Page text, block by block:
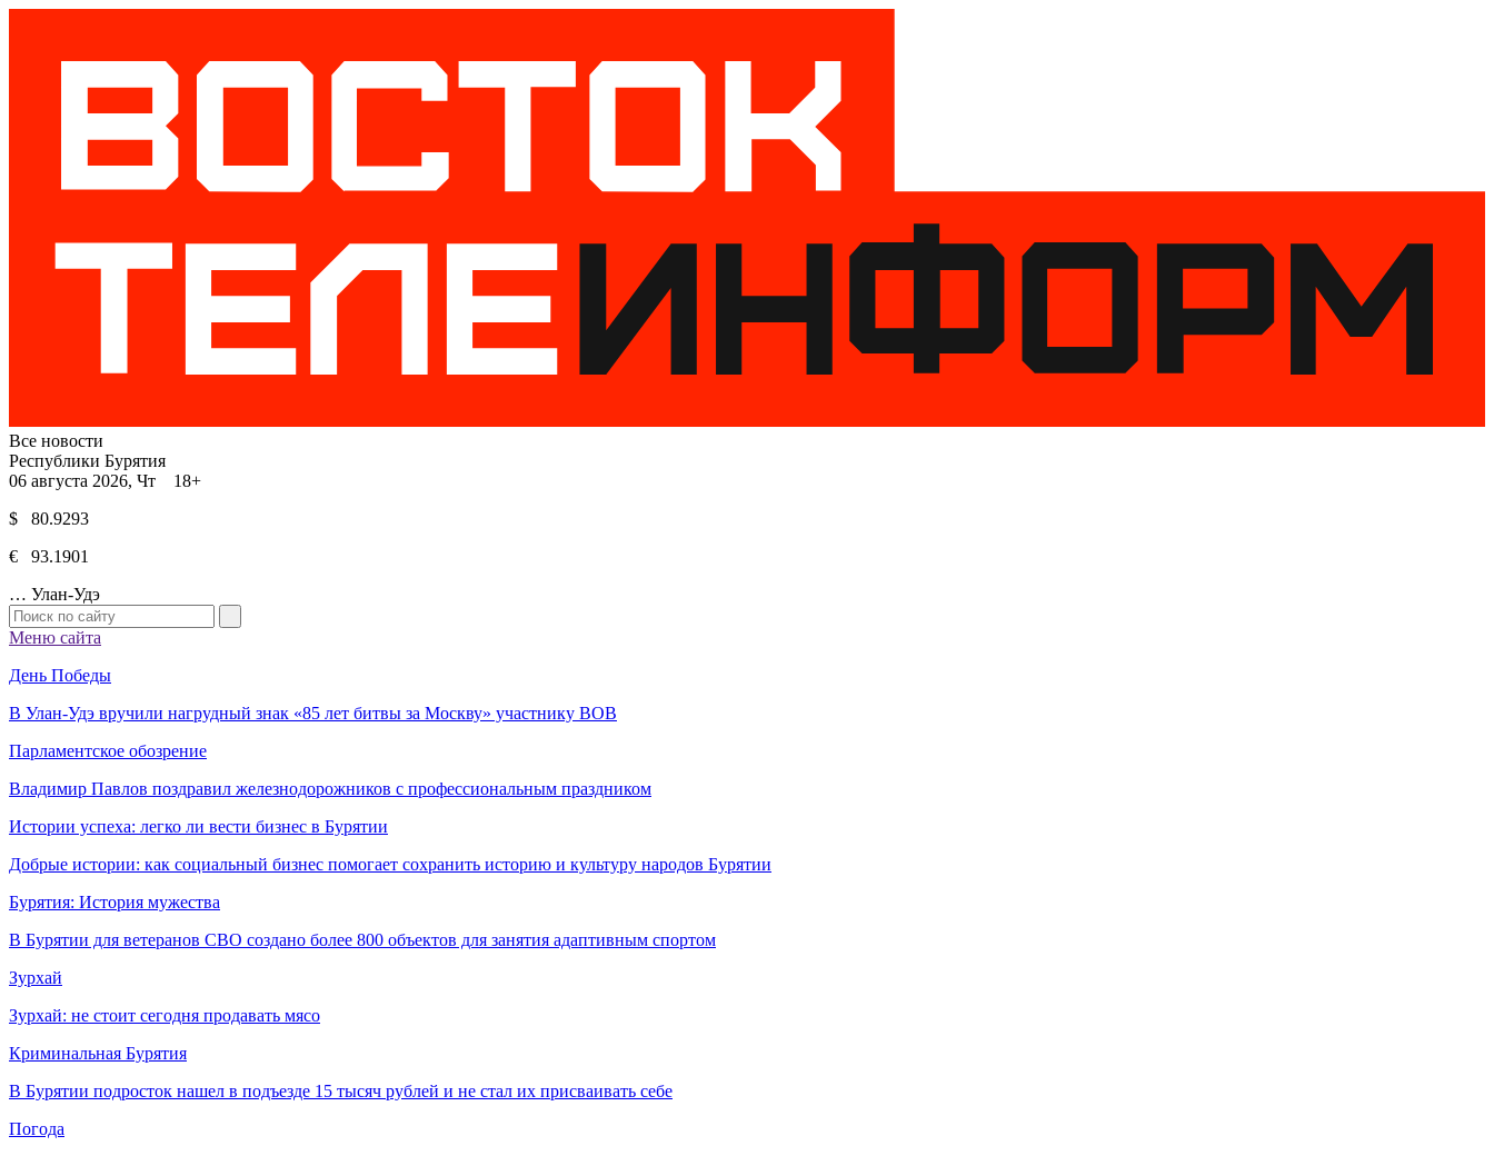
Все новости
Республики Бурятия
06 августа 2026, Чт 18+
$ 80.9293
€ 93.1901
… Улан-Удэ
Меню сайта
День Победы
В Улан-Удэ вручили нагрудный знак «85 лет битвы за Москву» участнику ВОВ
Парламентское обозрение
Владимир Павлов поздравил железнодорожников с профессиональным праздником
Истории успеха: легко ли вести бизнес в Бурятии
Добрые истории: как социальный бизнес помогает сохранить историю и культуру народов Бурятии
Бурятия: История мужества
В Бурятии для ветеранов СВО создано более 800 объектов для занятия адаптивным спортом
Зурхай
Зурхай: не стоит сегодня продавать мясо
Криминальная Бурятия
В Бурятии подросток нашел в подъезде 15 тысяч рублей и не стал их присваивать себе
Погода